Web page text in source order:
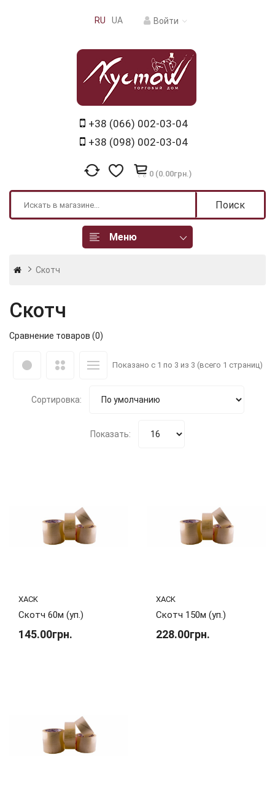
RU UA Войти
+38 (066) 002-03-04
+38 (098) 002-03-04
0 (0.00грн.)
Поиск
Меню
Скотч
Скотч
Сравнение товаров (0)
Показано с 1 по 3 из 3 (всего 1 страниц)
Сортировка:
Показать:
XACK
Скотч 60м (уп.)
145.00грн.
XACK
Скотч 150м (уп.)
228.00грн.